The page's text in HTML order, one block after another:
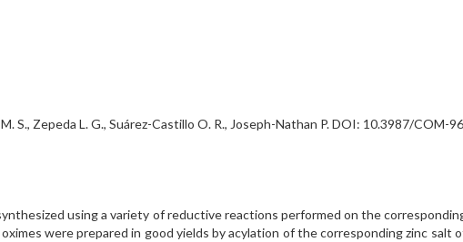
S., Zepeda L. G., Suárez-Castillo O. R., Joseph-Nathan P. DOI: 10.3987/COM-
using a variety of reductive reactions performed on the
were prepared in good yields by acylation of the corresponding zinc salt